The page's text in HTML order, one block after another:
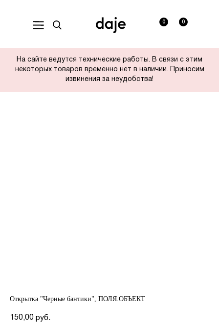
0
0
На сайте ведутся технические работы. В связи с этим
некоторых товаров временно нет в наличии. Приносим
извинения за неудобства!
Открытка "Черные бантики", ПОЛЯ.ОБЪЕКТ
150,00 руб.